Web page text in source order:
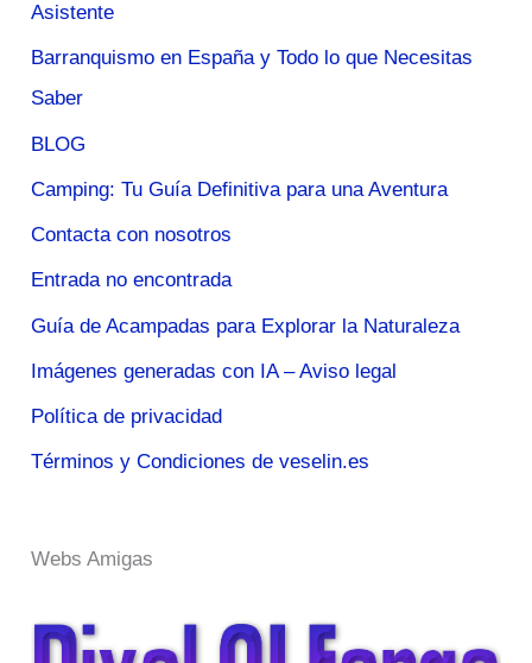
Asistente
Barranquismo en España y Todo lo que Necesitas
Saber
BLOG
Camping: Tu Guía Definitiva para una Aventura
Contacta con nosotros
Entrada no encontrada
Guía de Acampadas para Explorar la Naturaleza
Imágenes generadas con IA – Aviso legal
Política de privacidad
Términos y Condiciones de veselin.es
Webs Amigas